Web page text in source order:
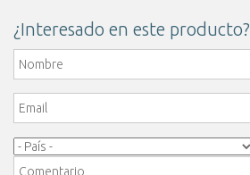
¿Interesado en este producto?
Nombre
Email
Pais*
Comentario